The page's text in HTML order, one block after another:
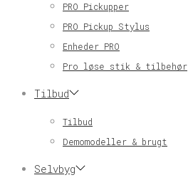
PRO Pickupper
PRO Pickup Stylus
Enheder PRO
Pro løse stik & tilbehør
Tilbud
Tilbud
Demomodeller & brugt
Selvbyg